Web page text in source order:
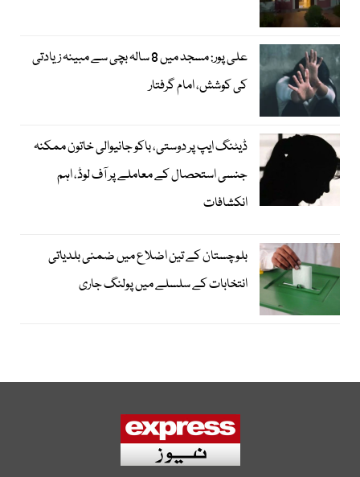
علی پور: مسجد میں 8 سالہ بچی سے مبینہ زیادتی
کی کوشش، امام گرفتار
ڈیٹنگ ایپ پر دوستی، باکو جانیوالی خاتون ممکنہ
جنسی استحصال کے معاملے پر آف لوڈ، اہم
انکشافات
بلوچستان کے تین اضلاع میں ضمنی بلدیاتی
انتخابات کے سلسلے میں پولنگ جاری